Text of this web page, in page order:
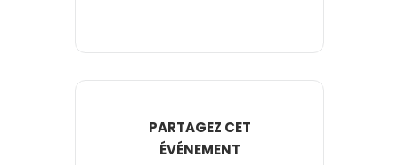
PARTAGEZ CET
ÉVÉNEMENT